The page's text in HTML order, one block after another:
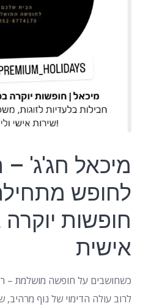
מיכאל חג'ג'
לחופש
חופשות
אישית
כשחושבים על חופשה מושלמת –
לרוב עולה הדימוי של נוף מרהיב,